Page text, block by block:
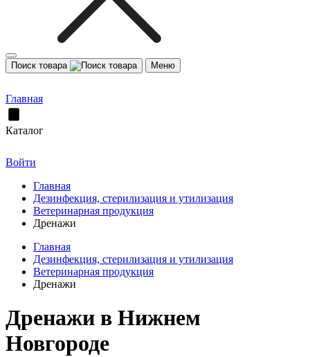
Поиск товара Меню
Главная
Каталог
Войти
Главная
Дезинфекция, стерилизация и утилизация
Ветеринарная продукция
Дренажи
Главная
Дезинфекция, стерилизация и утилизация
Ветеринарная продукция
Дренажи
Дренажи в Нижнем
Новгороде